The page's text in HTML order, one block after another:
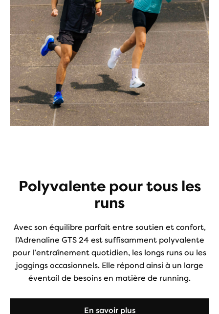
Polyvalente pour tous les
runs
Avec son équilibre parfait entre soutien et confort,
l’Adrenaline GTS 24 est suffisamment polyvalente
pour l’entraînement quotidien, les longs runs ou les
joggings occasionnels. Elle répond ainsi à un large
éventail de besoins en matière de running.
En savoir plus